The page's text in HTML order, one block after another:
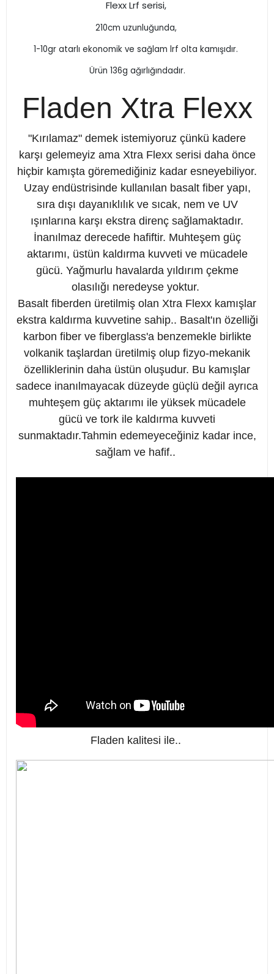
Flexx Lrf serisi,
210cm uzunluğunda,
1-10gr atarlı ekonomik ve sağlam lrf olta kamışıdır.
Ürün 136g ağırlığındadır.
Fladen Xtra Flexx
"Kırılamaz" demek istemiyoruz çünkü kadere
karşı gelemeyiz ama Xtra Flexx serisi daha önce
hiçbir kamışta göremediğiniz kadar esneyebiliyor.
Uzay endüstrisinde kullanılan basalt fiber yapı,
sıra dışı dayanıklılık ve sıcak, nem ve UV
ışınlarına karşı ekstra direnç sağlamaktadır.
İnanılmaz derecede hafiftir. Muhteşem güç
aktarımı, üstün kaldırma kuvveti ve mücadele
gücü. Yağmurlu havalarda yıldırım çekme
olasılığı neredeyse yoktur.
Basalt fiberden üretilmiş olan Xtra Flexx kamışlar
ekstra kaldırma kuvvetine sahip.. Basalt'ın özelliği
karbon fiber ve fiberglass'a benzemekle birlikte
volkanik taşlardan üretilmiş olup fizyo-mekanik
özelliklerinin daha üstün oluşudur. Bu kamışlar
sadece inanılmayacak düzeyde güçlü değil ayrıca
muhteşem güç aktarımı ile yüksek mücadele
gücü ve tork ile kaldırma kuvveti
sunmaktadır.Tahmin edemeyeceğiniz kadar ince,
sağlam ve hafif..
Fladen kalitesi ile..